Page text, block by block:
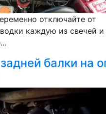
отключайте от
каждую из свечей и
балки на